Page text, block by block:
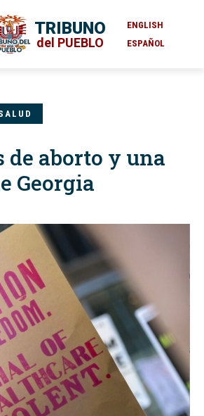
TRIBUNO
del PUEBLO
ENGLISH
ESPAÑOL
de aborto y una
Georgia